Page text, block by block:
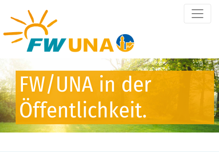
FW/UNA in der
Öffentlichkeit.